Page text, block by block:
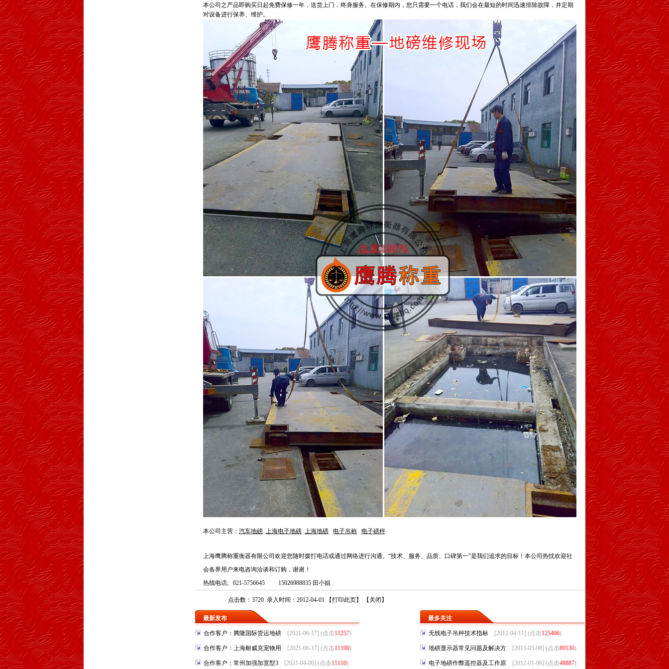
本公司之产品即购买日起免费保修一年，送货上门，终身服务。在保修期内，您只需要一个电话，我们会在最短的时间迅速排除故障，并定期
对设备进行保养、维护。
本公司主营： 汽车地磅 上海电子地磅 上海地磅 电子吊称 电子磅秤
上海鹰腾称重衡器有限公司 欢迎您随时拨打电话或通过网络进行沟通。“技术、服务、品质、口碑第一”是我们追求的目标！本公司热忱欢迎社
会各界用户来电咨询洽谈和订购，谢谢！
热线电话; 021-5756645 15026988835 田小姐
点击数：3720 录入时间：2012-04-01 【打印此页】 【 关闭 】
最新发布
合作客户：腾隆国际货运地磅 [2021-06-17] (点击11257)
合作客户：上海耐威克宠物用 [2021-06-17] (点击11100)
合作客户：常州加强加宽型3 [2021-04-06] (点击11110)
最多关注
无线电子吊秤技术指标 [2012-04-11] (点击125406)
地磅显示器常见问题及解决方 [2015-05-08] (点击89130)
电子地磅作弊遥控器及工作原 [2012-01-06] (点击48887)